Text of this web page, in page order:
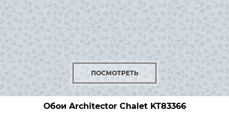
ПОСМОТРЕТЬ
Обои Architector ChaletKT83366